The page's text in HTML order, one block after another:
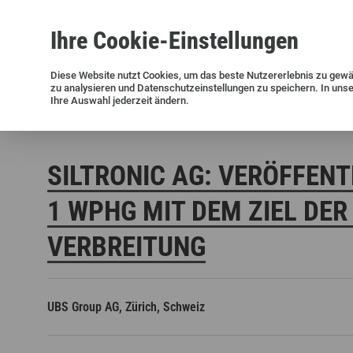
Siliziumwafer
Siltronic AG
Nachhaltigkeit
Erfolgsgeschichten
Offene Stellen in den USA
Investor Relations
Presseinformationen
Aktuelle Meldungen und Archiv
SILTRONIC AG:
WPHG MIT DEM ZIEL DER
ERBREITUNG
UBS Group AG, Zürich, Schweiz
Ihre Cookie-Einstellungen
Diese Website nutzt Cookies, um das beste Nutzererlebnis zu
zu analysieren und Datenschutzeinstellungen zu speichern. In
Ihre Auswahl jederzeit ändern.